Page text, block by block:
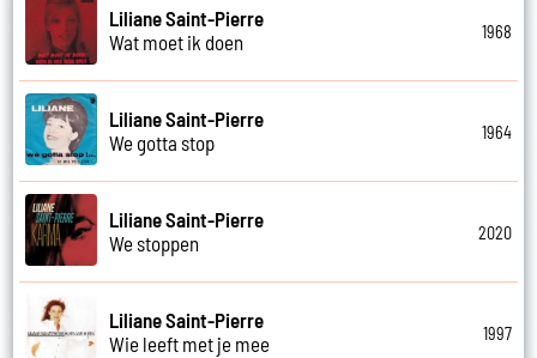
Liliane Saint-Pierre
Wat moet ik doen
1968
Liliane Saint-Pierre
We gotta stop
1964
Liliane Saint-Pierre
We stoppen
2020
Liliane Saint-Pierre
Wie leeft met je mee
1997